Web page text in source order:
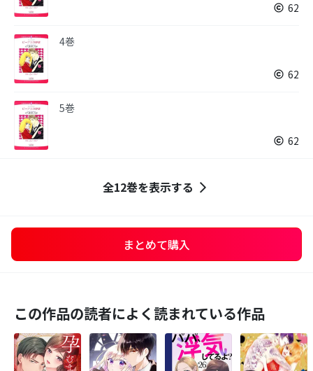
62
4巻
62
5巻
62
全12巻を表示する
まとめて購入
この作品の読者によく読まれている作品